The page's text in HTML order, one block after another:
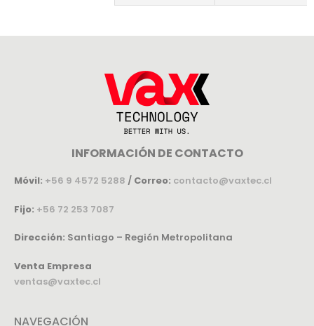
INFORMACIÓN DE CONTACTO
Móvil: +56 9 4572 5288 / Correo: contacto@vaxtec.cl
Fijo: +56 72 253 7087
Dirección: Santiago – Región Metropolitana
Venta Empresa
ventas@vaxtec.cl
NAVEGACIÓN